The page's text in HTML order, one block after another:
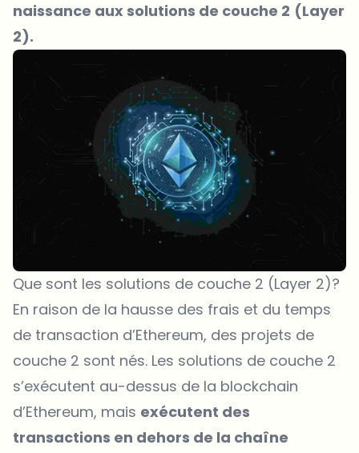
naissance aux solutions de couche 2 (Layer
2).
Que sont les solutions de couche 2 (Layer 2)?
En raison de la hausse des frais et du temps
de transaction d’Ethereum, des projets de
couche 2 sont nés. Les solutions de couche 2
s’exécutent au-dessus de la blockchain
d’Ethereum, mais exécutent des
transactions en dehors de la chaîne